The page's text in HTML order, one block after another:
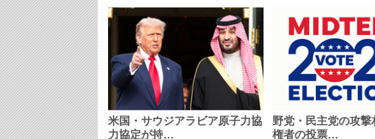
米国・サウジアラビア原子力協
力協定が持…
野党・民主党の攻撃
権者の投票…